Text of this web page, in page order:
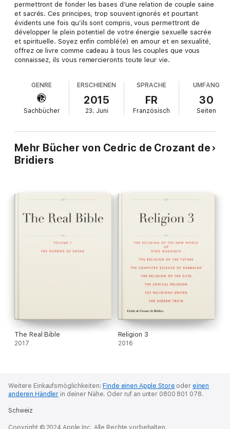
permettront de fonder les bases d’une relation de couple saine
et sacrés. Ces principes, trop souvent ignorés et pourtant
évidents une fois qu’ils sont compris, vous permettront de
développer le plein potentiel de votre énergie sexuelle sacrée
et spirituelle. Soyez enfin comblé(e) en amour et en sexualité,
offrez ce livre comme cadeau à tous les couples que vous
connaissez, ils vous remercieronts toute leur vie.
GENRE
Sachbücher
ERSCHIENEN
2015
23. Juni
SPRACHE
FR
Französisch
UMFANG
30
Seiten
Mehr Bücher von Cedric de Crozant de
Bridiers
The Real Bible
2017
Religion 3
2016
Weitere Einkaufsmöglichkeiten:Finde einen Apple Store oder einen
anderen Händler in deiner Nähe. Oder ruf an unter 0800 801 078.
Schweiz
Copyright © 2024 Apple Inc. Alle Rechte vorbehalten.